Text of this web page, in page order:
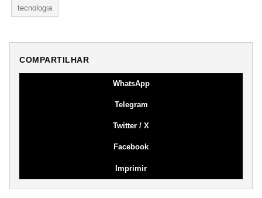
tecnologia
COMPARTILHAR
WhatsApp
Telegram
Twitter / X
Facebook
Imprimir